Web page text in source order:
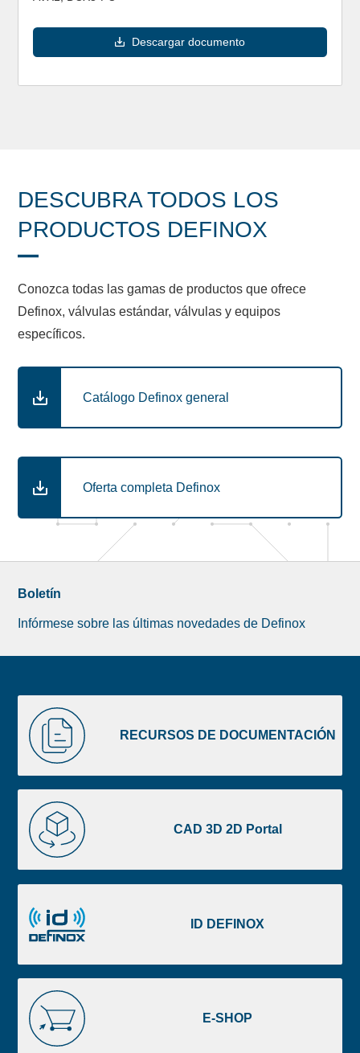
Descargar documento
DESCUBRA TODOS LOS
PRODUCTOS DEFINOX
Conozca todas las gamas de productos que ofrece
Definox, válvulas estándar, válvulas y equipos
específicos.
Catálogo Definox general
Oferta completa Definox
Boletín
Infórmese sobre las últimas novedades de Definox
image
footer
RECURSOS DE DOCUMENTACIÓN
RECURSOS
DE
DOCUMENTACIÓN
CAD 3D 2D Portal
CAD
3D
2D
Portal
ID DEFINOX
DEFINOX
E-SHOP
SHOP